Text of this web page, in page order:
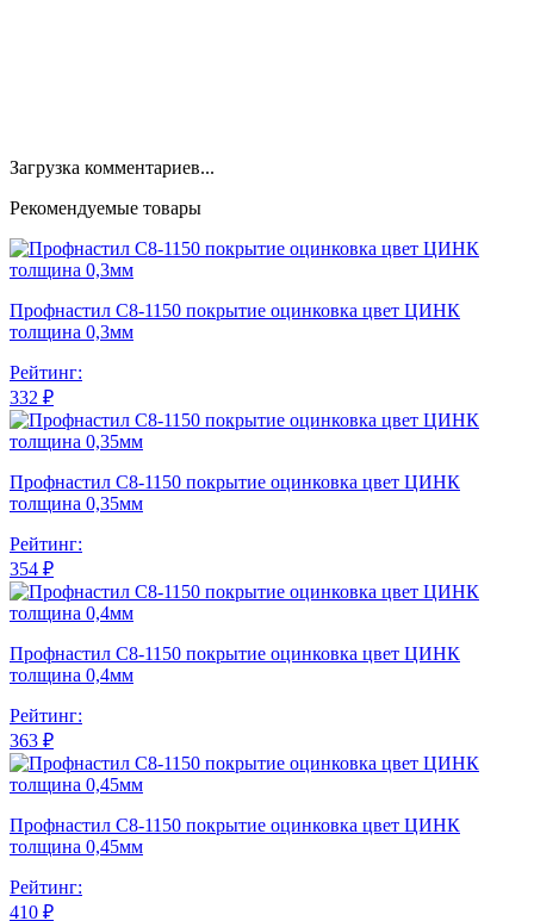
Загрузка комментариев...
Рекомендуемые товары
Профнастил С8-1150 покрытие оцинковка цвет ЦИНК
толщина 0,3мм
Рейтинг:
332 ₽
Профнастил С8-1150 покрытие оцинковка цвет ЦИНК
толщина 0,35мм
Рейтинг:
354 ₽
Профнастил С8-1150 покрытие оцинковка цвет ЦИНК
толщина 0,4мм
Рейтинг:
363 ₽
Профнастил С8-1150 покрытие оцинковка цвет ЦИНК
толщина 0,45мм
Рейтинг:
410 ₽